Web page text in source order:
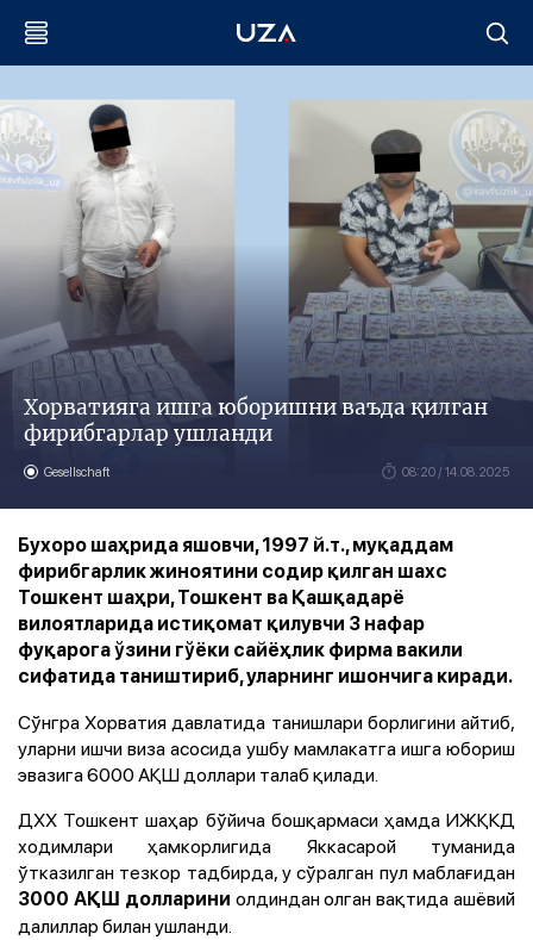
Хорватияга ишга юборишни ваъда қилган
фирибгарлар ушланди
Gesellschaft 08:20 / 14.08.2025
Бухоро шаҳрида яшовчи, 1997 й.т., муқаддам
фирибгарлик жиноятини содир қилган шахс
Тошкент шаҳри, Тошкент ва Қашқадарё
вилоятларида истиқомат қилувчи 3 нафар
фуқарога ўзини гўёки сайёҳлик фирма вакили
сифатида таништириб, уларнинг ишончига киради.
Сўнгра Хорватия давлатида танишлари борлигини айтиб,
уларни ишчи виза асосида ушбу мамлакатга ишга юбориш
эвазига 6000 АҚШ доллари талаб қилади.
ДХХ Тошкент шаҳар бўйича бошқармаси ҳамда ИЖҚКД
ходимлари ҳамкорлигида Яккасарой туманида
ўтказилган тезкор тадбирда, у сўралган пул маблағидан
3000 АҚШ долларини олдиндан олган вақтида ашёвий
далиллар билан ушланди.